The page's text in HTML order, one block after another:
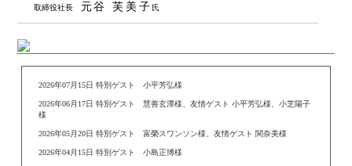
取締役社長
元谷 芙美子氏
2026年07月15日 特別ゲスト 小平芳弘様
2026年06月17日 特別ゲスト 慧善玄潭様、友情ゲスト 小平芳弘様、小芝陽子
様
2026年05月20日 特別ゲスト 富榮スワンソン様、友情ゲスト 関奈美様
2026年04月15日 特別ゲスト 小島正博様